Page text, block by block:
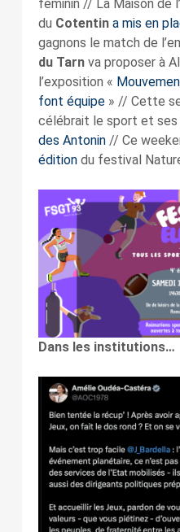
féminin // La Maison de
du Cotentin a mis en
gagnons le match de
du Tarnva proposer à
l’exposition «
font équipe» // Cette
célébrait le sport et ses
des Antonin// Ce
éditiondu festival
Dans les institutions…